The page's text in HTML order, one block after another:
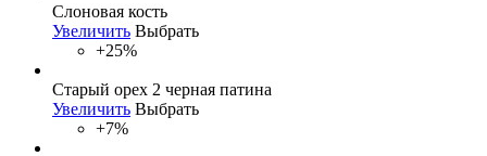
Слоновая кость
Увеличить Выбрать
+25%
Старый орех 2 черная патина
Увеличить Выбрать
+7%